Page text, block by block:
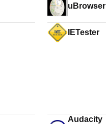
uBrowser
IETester
Audacity